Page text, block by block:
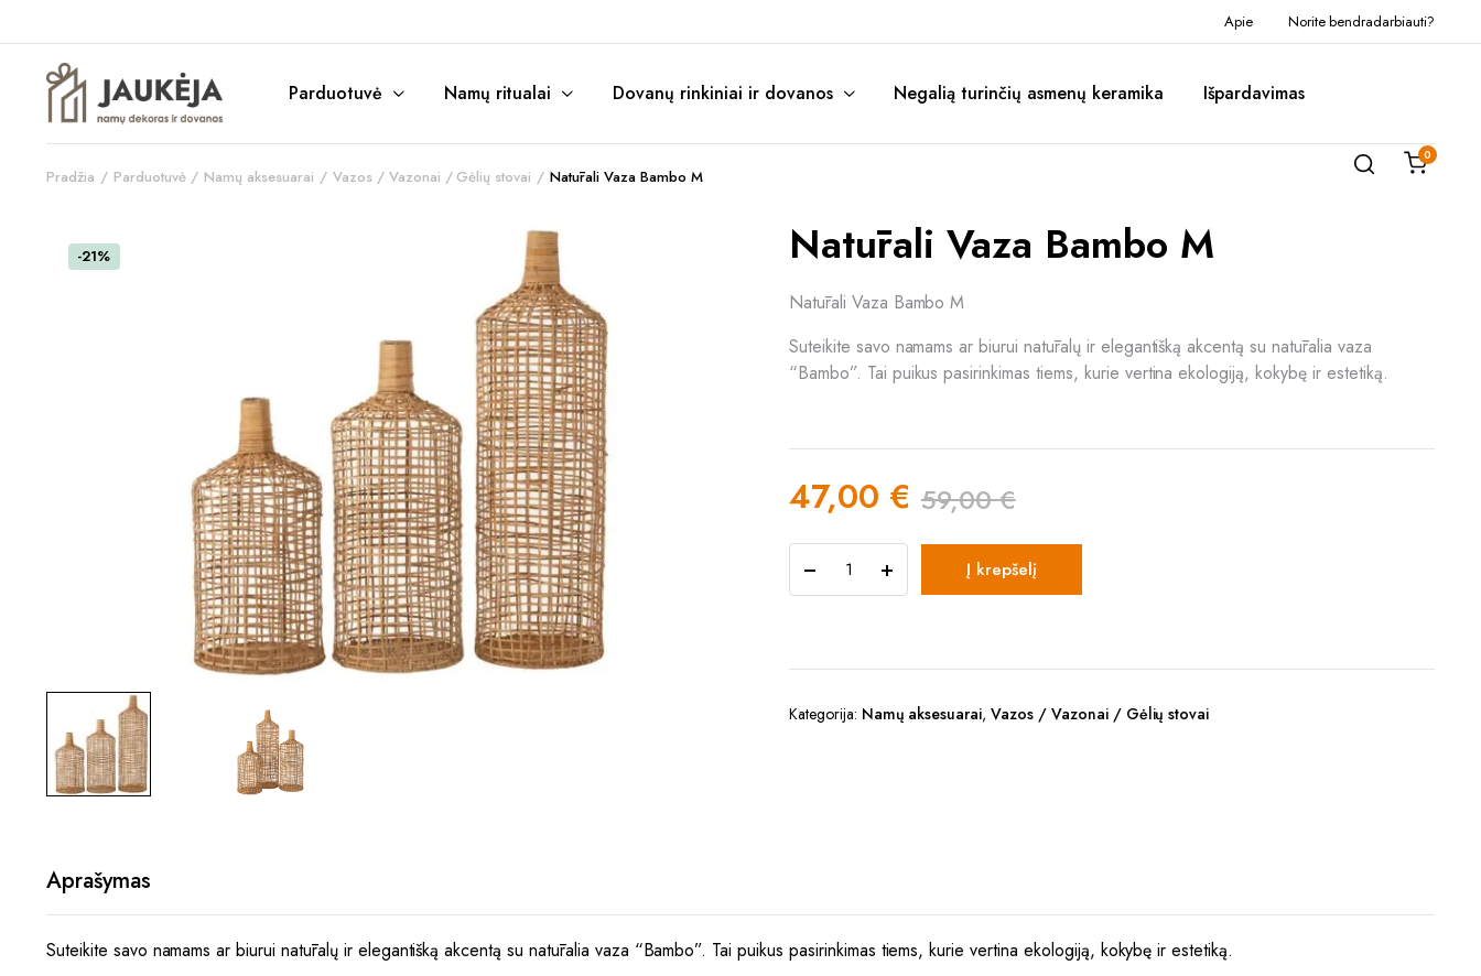
Apie Norite bendradarbiauti?
Parduotuvė Namų ritualai Dovanų rinkiniai ir dovanos Negalią turinčių asmenų keramika Išpardavimas
0
Pradžia Parduotuvė Namų aksesuarai Vazos / Vazonai / Gėlių stovai Natūrali Vaza Bambo M
-21% Natūrali Vaza Bambo M
Natūrali Vaza Bambo M
Suteikite savo namams ar biurui natūralų ir elegantišką akcentą su natūralia vaza
“Bambo”. Tai puikus pasirinkimas tiems, kurie vertina ekologiją, kokybę ir estetiką.
59,00€
Original
price
47,00 €
Current
price
Vaza
Bambo
Į krepšelį
Kategorija: Namų aksesuarai,Vazos / Vazonai / Gėlių stovai
Aprašymas
Suteikite savo namams ar biurui natūralų ir elegantišką akcentą su natūralia vaza “Bambo”. Tai puikus pasirinkimas tiems, kurie vertina ekologiją, kokybę ir estetiką.